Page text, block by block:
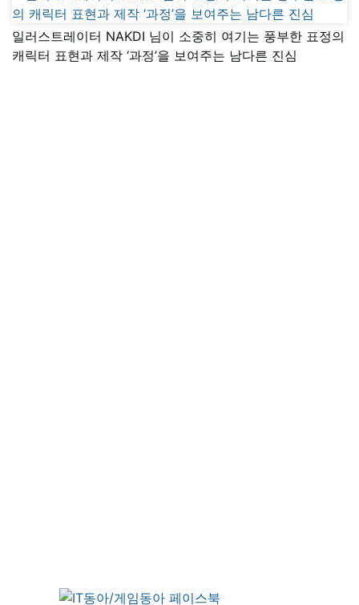
일러스트레이터 NAKDI 님이 소중히 여기는 풍부한 표정의
캐릭터 표현과 제작 ‘과정’을 보여주는 남다른 진심